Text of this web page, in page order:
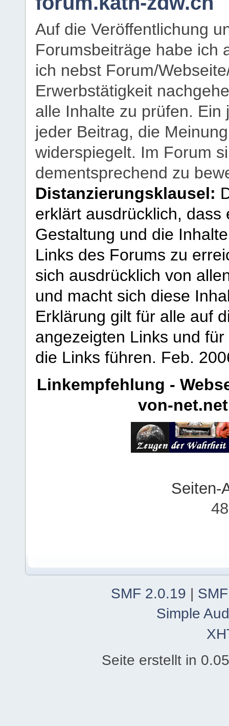
Auf die Veröffentlichung
Forumsbeiträge habe ich
ich nebst Forum/
Erwerbstätigkeit
alle Inhalte zu prüfen.
jeder Beitrag, die
widerspiegelt. Im Forum
dementsprechend zu
Distanzierungsklausel:
erklärt ausdrücklich,
Gestaltung und die
Links des Forums zu
sich ausdrücklich von
und macht sich diese
Erklärung gilt für alle auf
angezeigten Links und
die Links führen. Feb.
Linkempfehlung -
von-net.net
Seiten-
SMF 2.0.19 |
Simple
Seite erstellt in